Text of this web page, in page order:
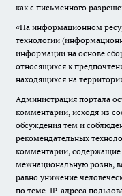
как с письменного
«На информационном
технологии
информации на основе
относящихся к
находящихся на
Администрация портала
комментарии, исходя из
обсуждения тем и
рекомендательных
комментарии,
межнациональную рознь,
равно унижение
по теме. IP-адреса